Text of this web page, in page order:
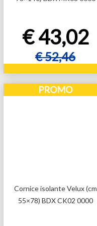
€43,02
€52,46
Aggiungi al carrello
Aggiungi al carrello
PROMO
Cornice isolante Velux (cm
55×78) BDX CK02 0000